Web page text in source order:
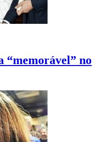
“memorável” no